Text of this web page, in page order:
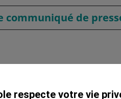
communiqué de
respecte votre vie